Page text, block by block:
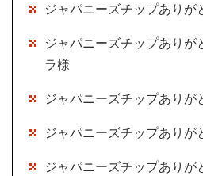
ジャパニーズチップありが
ジャパニーズチップありが
ラ様
ジャパニーズチップありが
ジャパニーズチップありが
ジャパニーズチップありが